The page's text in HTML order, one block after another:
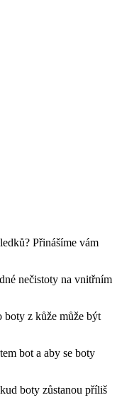
Přinášíme⁤ vám
nečistoty na vnitřním
boty z kůže může ‌být
bot a aby se boty
boty zůstanou‍ příliš